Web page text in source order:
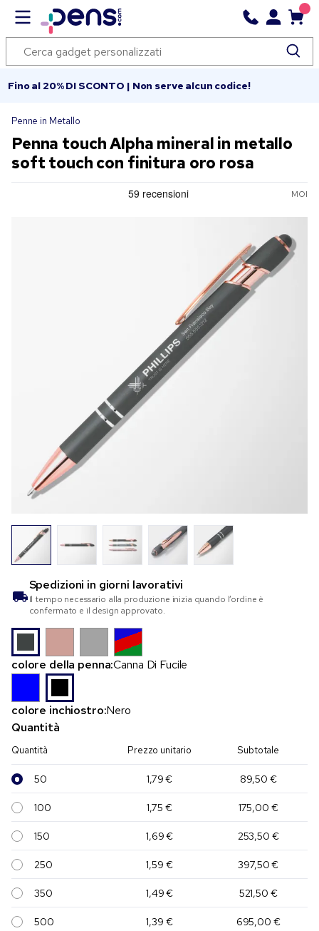
Fino al 20% DI SCONTO | Non serve alcun codice!
Penne in Metallo
Penna touch Alpha mineral in metallo
soft touch con finitura oro rosa
MOI
Spedizioni in giorni lavorativi
Il tempo necessario alla produzione inizia quando l’ordine è
confermato e il design approvato.
colore della penna:Canna Di Fucile
colore inchiostro:Nero
Quantità
Quantità Prezzo unitario Subtotale
50 1,79 € 89,50 €
100 1,75 € 175,00 €
150 1,69 € 253,50 €
250 1,59 € 397,50 €
350 1,49 € 521,50 €
500 1,39 € 695,00 €